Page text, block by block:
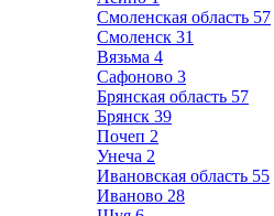
Смоленская область 57
Смоленск 31
Вязьма 4
Сафоново 3
Брянская область 57
Брянск 39
Почеп 2
Унеча 2
Ивановская область 55
Иваново 28